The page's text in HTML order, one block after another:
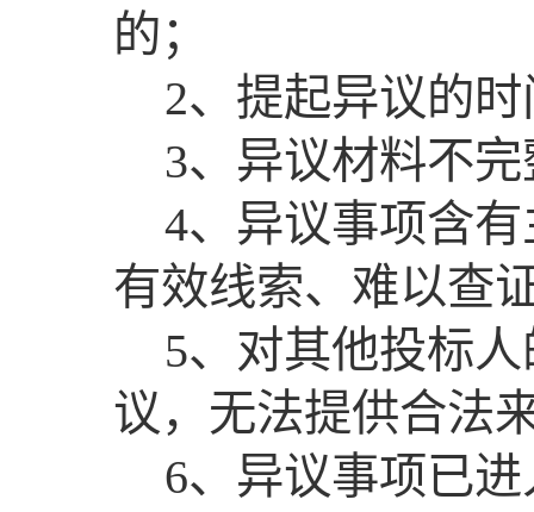
的；
2、提起异议的
3、异议材料不
4、异议事项含
有效线索、难以查
5、对其他投标
议，无法提供合法
6、异议事项已